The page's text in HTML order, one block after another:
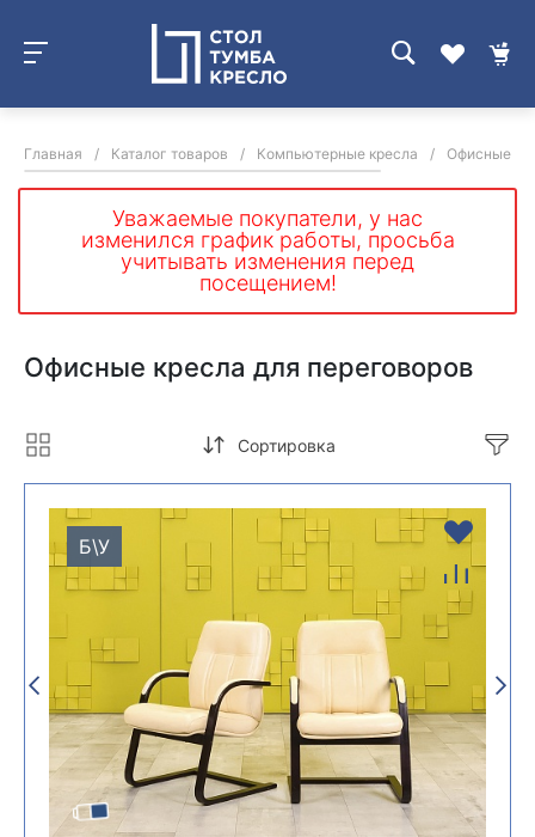
Главная / Каталог товаров / Компьютерные кресла / Офисные
Уважаемые покупатели, у нас
изменился график работы, просьба
учитывать изменения перед
посещением!
Офисные кресла для переговоров
Сортировка
Б\У